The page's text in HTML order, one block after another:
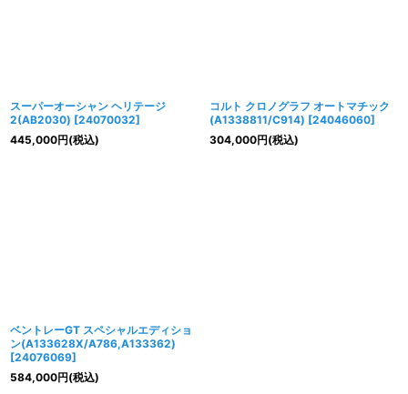
スーパーオーシャン ヘリテージ
2(AB2030) [24070032]
445,000円(税込)
コルト クロノグラフ オートマチック
(A1338811/C914) [24046060]
304,000円(税込)
ベントレーGT スペシャルエディショ
ン(A133628X/A786,A133362)
[24076069]
584,000円(税込)